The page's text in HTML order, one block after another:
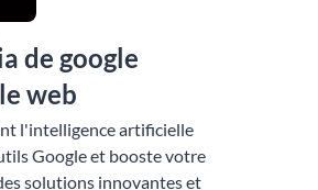
de google
web
l'intelligence artificielle
Google et booste votre
solutions innovantes et